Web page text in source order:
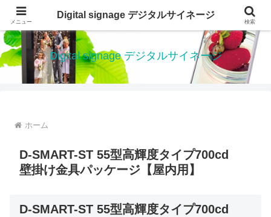
デジタルサイネージ 電子看板は、低価格で、設置が簡単なデジタルサイネージ
Digital signage デジタルサイネージ
ホーム
D-SMART-ST 55型高輝度タイプ700cd
壁掛け金具パッケージ【屋内用】
D-SMART-ST 55型高輝度タイプ700cd
メニュー
Digital signage デジタルサイネージ
検索